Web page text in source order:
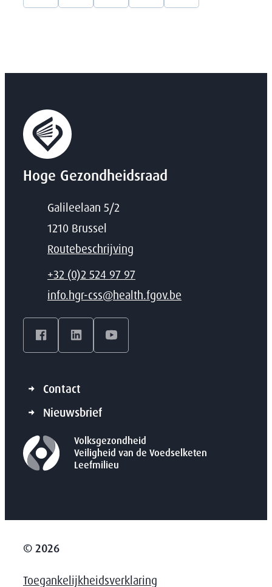
Hoge Gezondheidsraad
AdresGalileelaan 5/2
,1210 Brussel
Routebeschrijving
+32 (0)2 524 97 97
E-mailinfo.hgr-css@health.fgov.be
FacebookLinkedInYouTube
Contact
Nieuwsbrief
Volksgezondheid
Veiligheid van de Voedselketen
Leefmilieu
© 2026
Toegankelijkheidsverklaring